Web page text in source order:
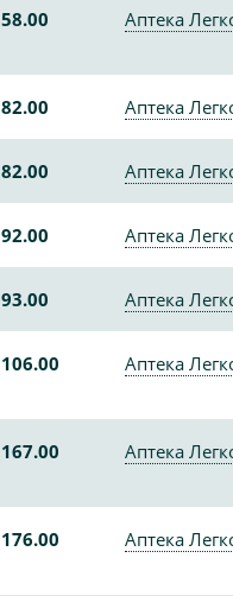
58.00 Аптека
82.00 Аптека
82.00 Аптека
92.00 Аптека
93.00 Аптека
106.00 Аптека
167.00 Аптека
176.00 Аптека